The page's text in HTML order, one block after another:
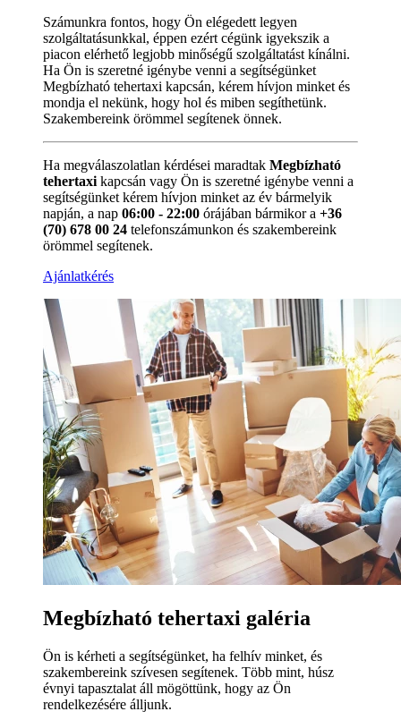
Számunkra fontos, hogy Ön elégedett legyen
szolgáltatásunkkal, éppen ezért cégünk igyekszik a
piacon elérhető legjobb minőségű szolgáltatást kínálni.
Ha Ön is szeretné igénybe venni a segítségünket
Megbízható tehertaxi kapcsán, kérem hívjon minket és
mondja el nekünk, hogy hol és miben segíthetünk.
Szakembereink örömmel segítenek önnek.
Ha megválaszolatlan kérdései maradtak Megbízható
tehertaxi kapcsán vagy Ön is szeretné igénybe venni a
segítségünket kérem hívjon minket az év bármelyik
napján, a nap 06:00 - 22:00 órájában bármikor a +36
(70) 678 00 24 telefonszámunkon és szakembereink
örömmel segítenek.
Ajánlatkérés
Megbízható tehertaxi galéria
Ön is kérheti a segítségünket, ha felhív minket, és
szakembereink szívesen segítenek. Több mint, húsz
évnyi tapasztalat áll mögöttünk, hogy az Ön
rendelkezésére álljunk.